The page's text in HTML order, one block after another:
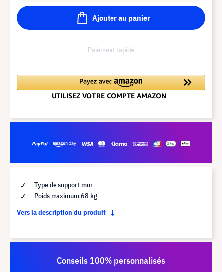
Ajouter au panier
Paiement rapide
Type de support mur
Poids maximum 68 kg
Vers la description du produit
Conseils 100% personnalisés